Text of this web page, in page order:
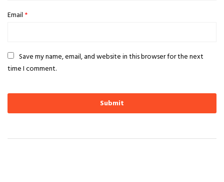
Email *
Save my name, email, and website in this browser for the next
time I comment.